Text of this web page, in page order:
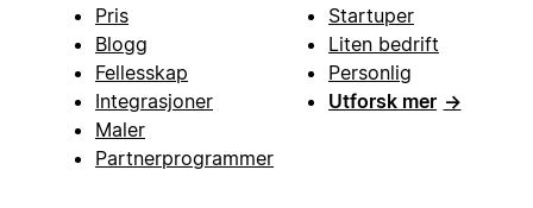
Pris
Blogg
Fellesskap
Integrasjoner
Maler
Partnerprogrammer
Startuper
Liten bedrift
Personlig
Utforsk mer →